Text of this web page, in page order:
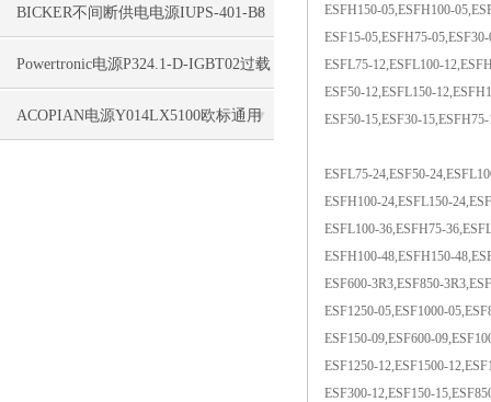
变流器简介
BICKER不间断供电电源IUPS-401-B8
连续运行
Powertronic电源P324.1-D-IGBT02过载
保护
ACOPIAN电源Y014LX5100欧标通用
ESFH150-05,ESFH100-
ESF15-05,ESFH75-
ESFL75-12,ESFL100-
ESF50-12,ESFL150-
ESF50-15,ESF30-
ESFL75-24,ESF50-
ESFH100-24,ESFL150-
ESFL100-36,ESFH75-
ESFH100-48,ESFH150-
ESF600-3R3,ESF850-
ESF1250-05,ESF1000-
ESF150-09,ESF600-
ESF1250-12,ESF1500-
ESF300-12,ESF150-